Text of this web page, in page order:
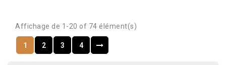
Affichage de 1-20 of 74 élément(s)
1 2 3 4